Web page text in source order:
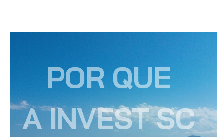
POR QUE
A INVEST SC